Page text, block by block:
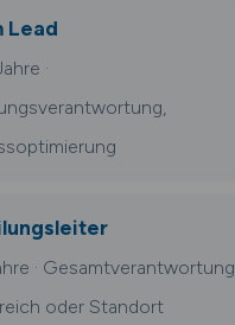
Lead
·
· Gesamtverantwortung
oder Standort